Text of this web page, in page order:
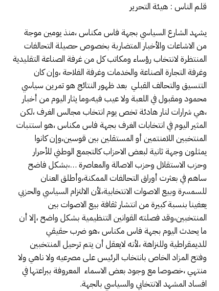
قلم الناس : هيئة التحرير
يشهد الشارع السياسي بجهة فاس مكناس ،منذ يومين موجة
من الاشاعات والأخبار المتضاربة بخصوص حصيلة التحالفات
المنتظرة لانتخاب رؤساء ومكاتب كل من غرفة الصناعة التقليدية
وغرفة التجارة الصناعة والخدمات وغرفة الفلاحة ،وإن كان
التنسيق والتحالف القبلي بعد ظهور النتائج هو تمرين سياسي
محمود ومقبول في اللعبة ولا عيب فيه،وما يثار اليوم من أخبار
،هي شرارات لنار هادئة تخص يوم انتخاب مجالس الغرف ،لكن
المثير اليوم في انتخابات الغرف بجهة فاس مكناس ،هو استنبات
المنتخبين اللامنتمين أو المستقلين بين قوسين،وإن كانوا
يمثلون وجهة ثانية لبعض الاحزاب كالتجمع الوطني للأحرار
وحزب الاستقلال وحزب الاصالة والمعاصرة …،بشكل فاضح
ساهم في بعثرت أوراق التحالفات الممكنة،وأطلق العنان
للسمسرة وبيع الاصوات الانتخابية،لأن الالتزام السياسي والحزبي
يعفينا بنسبة كبيرة من انتشار ثقافة بيع الاصوات بين
المنتخبين،وقد فصلته القوانين التنظيمية بشكل واضح ،إلا أن
ما يحدث اليوم بجهة فاس مكناس ،هو ضرب حقيقي
للديمقراطية وللنزاهة ،لأنه لايعقل أن يتم ترحيل المنتخبين
وفتح المزاد الخاص بانتخاب الرئيس على مصرعيه ولا ناهي ولا
منتهي ،خصوصا مع وجود بعض الاسماء المعروفة ببراعتها في
افساد المشهد الانتخابي والسياسي بالجهة.